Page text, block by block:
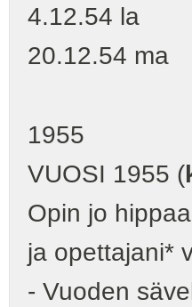
4.12.54 la
20.12.54 ma
1955
VUOSI 1955 (
Opin jo
ja opettajani*
- Vuoden